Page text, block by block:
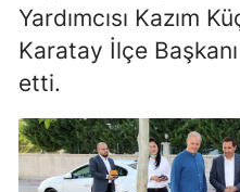
Yardımcısı Kazım
Karatay İlçe
etti.